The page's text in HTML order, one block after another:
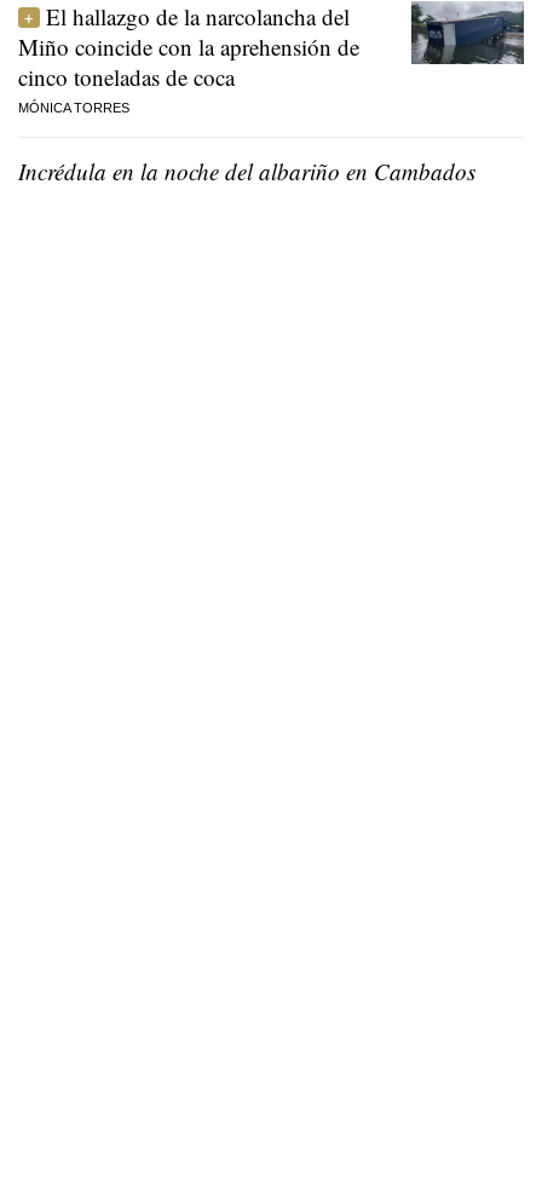
El hallazgo de la narcolancha del
Miño coincide con la aprehensión de
cinco toneladas de coca
MÓNICA TORRES
Incrédula en la noche del albariño en Cambados